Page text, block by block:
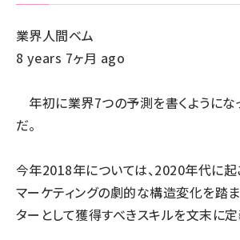
業界人間ベム
8 years 7ヶ月 ago
年初に業界7つの予測を書くようにな
だ。
今年2018年については、2020年代に起
マーケティングの劇的な構造変化を踏
ターとして獲得すべきスキルを文末に定